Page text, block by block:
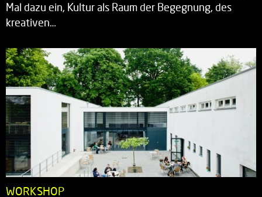
Mal dazu ein, Kultur als Raum der Begegnung, des
kreativen…
WORKSHOP